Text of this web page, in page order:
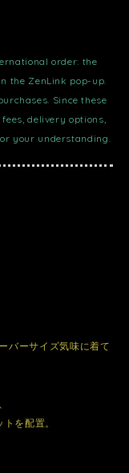
order: the
the ZenLink pop-up.
Since these
delivery options,
your understanding.
バーサイズ気味に着て
を配置。